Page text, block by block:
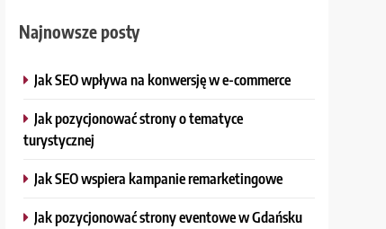
Najnowsze posty
Jak SEO wpływa na konwersję w e-commerce
Jak pozycjonować strony o tematyce
turystycznej
Jak SEO wspiera kampanie remarketingowe
Jak pozycjonować strony eventowe w Gdańsku